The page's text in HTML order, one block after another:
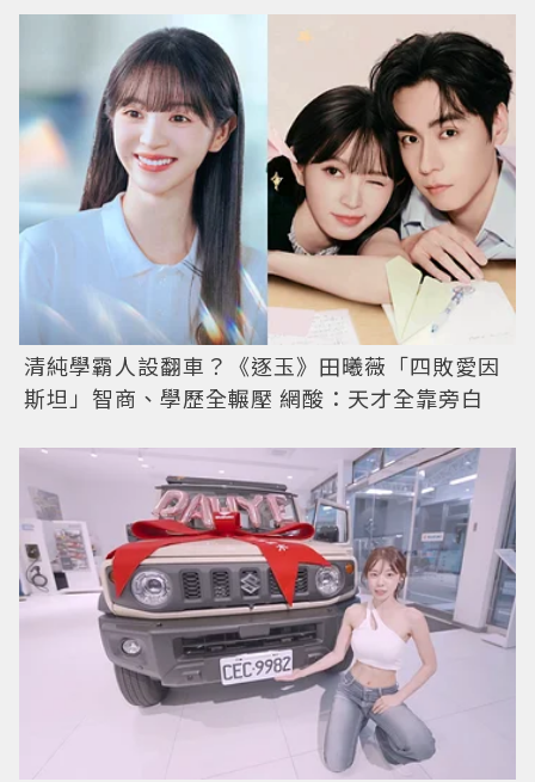
清純學霸人設翻車？《逐玉》田曦薇「四敗愛因
斯坦」智商、學歷全輾壓 網酸：天才全靠旁白